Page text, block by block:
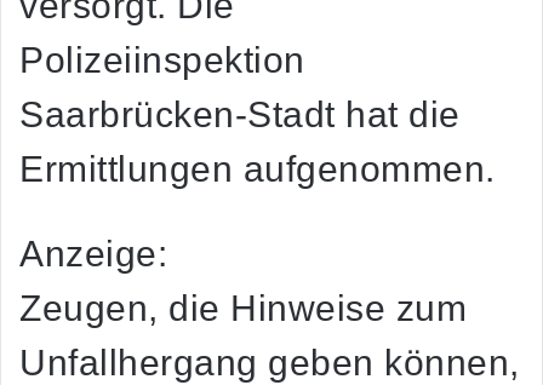
Polizeiinspektion
Saarbrücken-Stadt hat die
Ermittlungen aufgenommen.
Anzeige:
Zeugen, die Hinweise zum
Unfallhergang geben können,